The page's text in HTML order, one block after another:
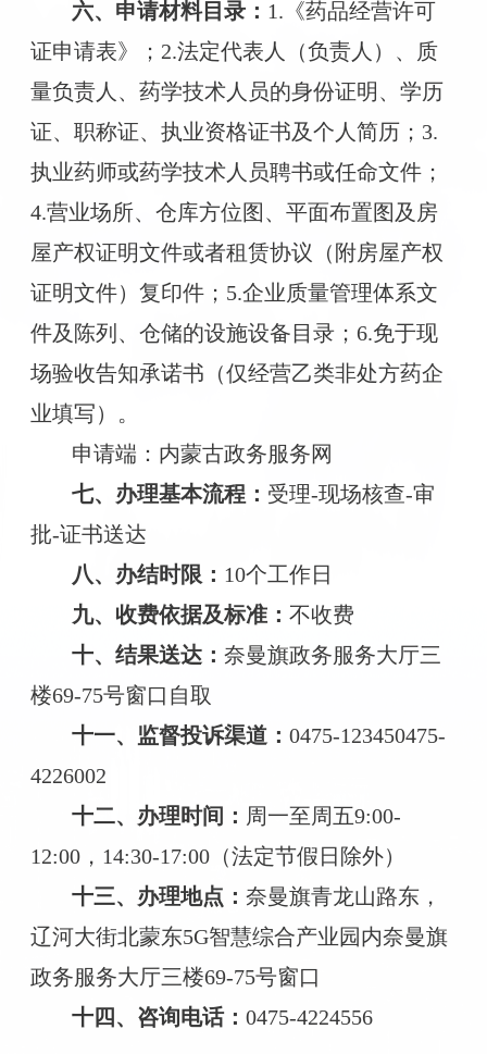
六、 申请材料目录 ： 1.《药品经营许可
证申请表》；2.法定代表人（负责人）、质
量负责人、药学技术人员的身份证明、学历
证、职称证、执业资格证书及个人简历；3.
执业药师或药学技术人员聘书或任命文件；
4.营业场所、仓库方位图、平面布置图及房
屋产权证明文件或者租赁协议（附房屋产权
证明文件）复印件；5.企业质量管理体系文
件及陈列、仓储的设施设备目录；6.免于现
场验收告知承诺书（仅经营乙类非处方药企
业填写）。
申请端：内蒙古政务服务网
七、 办理基本流程 ： 受理-现场核查-审
批-证书送达
八、 办结时限 ： 10个工作日
九、收费依据及标准 ：不收费
十、结果送达 ：奈曼旗政务服务大厅三
楼69-75号窗口自取
十一、 监督投诉渠道 ：0475-123450475-
4226002
十二、办理时间： 周一至周五9:00-
12:00， 14:30-17:00（法定节假日除外）
十三、办理地点：奈曼旗青龙山路东，
辽河大街北蒙东5G智慧综合产业园内奈曼旗
政务服务大厅三楼69-75号窗口
十四、 咨询电话：0475-4224556